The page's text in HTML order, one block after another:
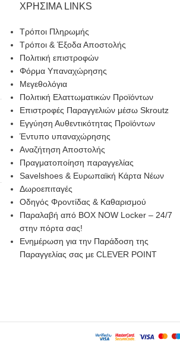
ΧΡΗΣΙΜΑ LINKS
Τρόποι Πληρωμής
Τρόποι & Έξοδα Αποστολής
Πολιτική επιστροφών
Φόρμα Υπαναχώρησης
Μεγεθολόγια
Πολιτική Ελαττωματικών Προϊόντων
Επιστροφές Παραγγελιών μέσω Skroutz
Εγγύηση Αυθεντικότητας Προϊόντων
Έντυπο υπαναχώρησης
Αναζήτηση Αποστολής
Πραγματοποίηση παραγγελίας
Savelshoes & Ευρωπαϊκή Κάρτα Νέων
Δωροεπιταγές
Οδηγός Φροντίδας & Καθαρισμού
Παραλαβή από BOX NOW Locker – 24/7
στην πόρτα σας!
Ενημέρωση για την Παράδοση της
Παραγγελίας σας με CLEVER POINT